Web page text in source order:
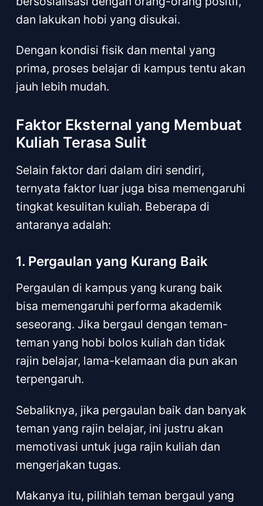
dan lakukan hobi yang disukai.
Dengan kondisi fisik dan mental yang
prima, proses belajar di kampus tentu akan
jauh lebih mudah.
Faktor Eksternal yang Membuat
Kuliah Terasa Sulit
Selain faktor dari dalam diri sendiri,
ternyata faktor luar juga bisa memengaruhi
tingkat kesulitan kuliah. Beberapa di
antaranya adalah:
1. Pergaulan yang Kurang Baik
Pergaulan di kampus yang kurang baik
bisa memengaruhi performa akademik
seseorang. Jika bergaul dengan teman-
teman yang hobi bolos kuliah dan tidak
rajin belajar, lama-kelamaan dia pun akan
terpengaruh.
Sebaliknya, jika pergaulan baik dan banyak
teman yang rajin belajar, ini justru akan
memotivasi untuk juga rajin kuliah dan
mengerjakan tugas.
Makanya itu, pilihlah teman bergaul yang